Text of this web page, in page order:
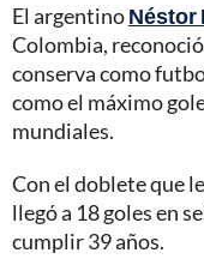
El argentinoNéstor
Colombia,
conserva como
como el máximo
mundiales.
Con el doblete que
llegó a 18 goles en
cumplir 39 años.